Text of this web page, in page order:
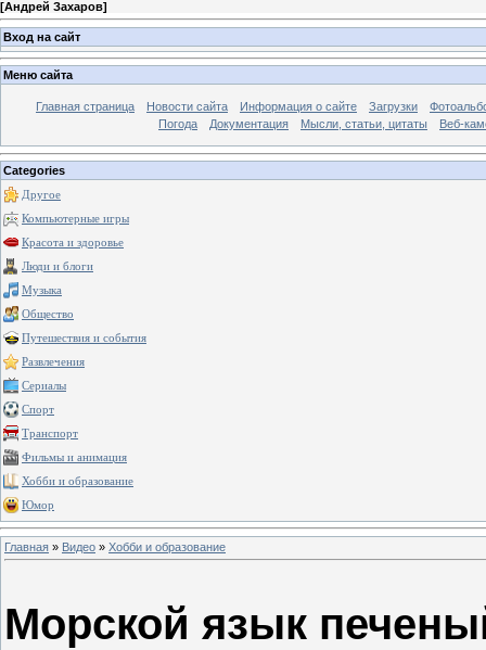
[Андрей Захаров]
Вход на сайт
Меню сайта
Главная страница Новости сайта Информация о сайте Загрузки
Погода
Документация Мысли, статьи, цитаты Веб-
Categories
Другое
Компьютерные игры
Красота и здоровье
Люди и блоги
Музыка
Общество
Путешествия и события
Развлечения
Сериалы
Спорт
Транспорт
Фильмы и анимация
Хобби и образование
Юмор
Главная » Видео » Хобби и образование
Морской язык